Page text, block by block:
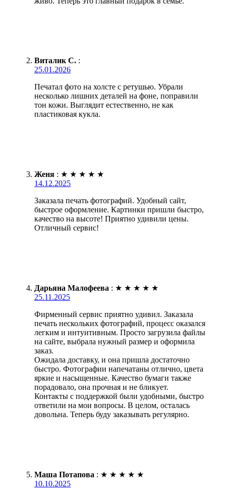
Виталик С. :
25.01.2026
Печатал фото на холсте с ретушью. Убрали
несколько лишних деталей на фоне, поправили
тон кожи. Выглядит естественно, не как
пластиковая кукла.
Женя : ★ ★ ★ ★ ★
14.12.2025
Заказала печать фотографий. Удобный сайт,
быстрое оформление. Картинки пришли быстро,
качество на высоте! Приятно удивили цены.
Отличный сервис!
Дарьяна Малофеева : ★ ★ ★ ★ ★
25.11.2025
Фирменный сервис приятно удивил. Заказала
печать нескольких фотографий, процесс оказался
легким и интуитивным. Просто загрузила файлы
на сайте, выбрала нужный размер и оформила
заказ.
Ожидала доставку, и она пришла достаточно
быстро. Фотографии напечатаны отлично, цвета
яркие и насыщенные. Качество бумаги также
порадовало, она прочная и не бликует.
Контакты с поддержкой были удобными, быстро
ответили на мои вопросы. В целом, осталась
довольна. Теперь буду заказывать регулярно.
Маша Потапова : ★ ★ ★ ★ ★
10.10.2025